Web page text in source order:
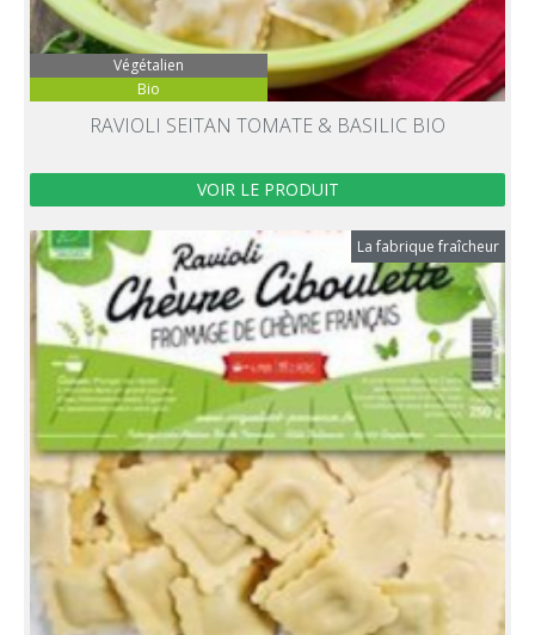
Bio
Végétalien
RAVIOLI SEITAN TOMATE & BASILIC BIO
VOIR LE PRODUIT
La fabrique fraîcheur